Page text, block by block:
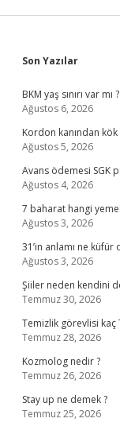
Sidebar
Son Yazılar
BKM yaş sınırı var mı ?
Ağustos 6, 2026
Kordon kanından
Ağustos 5, 2026
Avans ödemesi SGK
Ağustos 4, 2026
7 baharat hangi
Ağustos 3, 2026
31’in anlamı ne küfür
Ağustos 3, 2026
Şiiler neden kendini
Temmuz 30, 2026
Temizlik görevlisi kaç
Temmuz 28, 2026
Kozmolog nedir ?
Temmuz 26, 2026
Stay up ne demek ?
Temmuz 25, 2026